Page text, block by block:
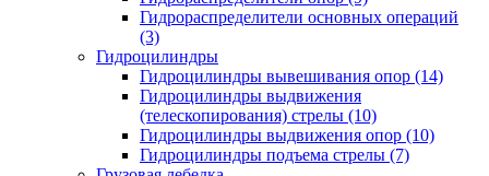
Гидрораспределители основных операций
(3)
Гидроцилиндры
Гидроцилиндры вывешивания опор (14)
Гидроцилиндры выдвижения
(телескопирования) стрелы (10)
Гидроцилиндры выдвижения опор (10)
Гидроцилиндры подъема стрелы (7)